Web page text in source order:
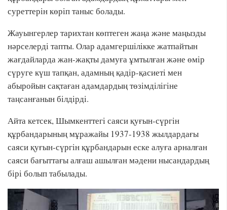
суреттерін көріп таныс болады.
Жауынгерлер тарихтан көптеген жаңа және маңызды
нәрселерді тапты. Олар адамгершілікке жатпайтын
жағдайларда жан-жақты дамуға ұмтылған және өмір
сүруге күш тапқан, адамның қадір-қасиеті мен
абыройын сақтаған адамдардың төзімділігіне
таңсанғанын білдірді.
Айта кетсек, Шымкенттегі саяси қуғын-сүргін
құрбандарының мұражайы 1937-1938 жылдардағы
саяси қуғын-сүргін құрбандарын еске алуға арналған
саяси бағыттағы алғаш ашылған мәдени нысандардың
бірі болып табылады.